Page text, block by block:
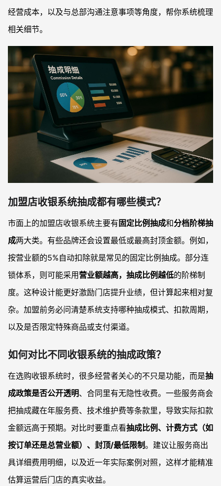
经营成本，以及与总部沟通注意事项等角度，帮你系统梳理
相关细节。
加盟店收银系统抽成都有哪些模式？
市面上的加盟店收银系统主要有 固定比例抽成和分档阶梯抽
成两大类。有些品牌还会设置最低或最高封顶金额。例如，
按营业额的5%自动扣除就是常见的固定比例抽成。部分连
锁体系，则可能采用 营业额越高，抽成比例越低的阶梯制
度。这种设计能更好激励门店提升业绩，但计算起来相对复
杂。加盟前务必问清楚系统支持哪种抽成模式、扣款周期，
以及是否限定特殊商品或支付渠道。
如何对比不同收银系统的抽成政策？
在选购收银系统时，很多经营者关心的不只是功能，而是抽
成政策是否公开透明、合同里有无隐性收费。一些服务商会
把抽成藏在年服务费、技术维护费等条款里，导致实际扣款
金额远高于预期。对比时要重点看抽成比例、计费方式（如
按订单还是总营业额）、封顶/最低限制。建议让服务商出
具详细费用明细，以及近一年实际案例对照，这样才能精准
估算运营后门店的真实收益。